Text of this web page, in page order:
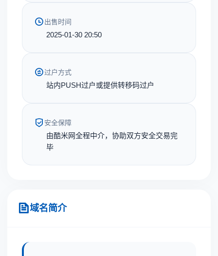
出售时间
2025-01-30 20:50
过户方式
站内PUSH过户或提供转移码过户
安全保障
由酷米网全程中介，协助双方安全交易完
毕
域名简介